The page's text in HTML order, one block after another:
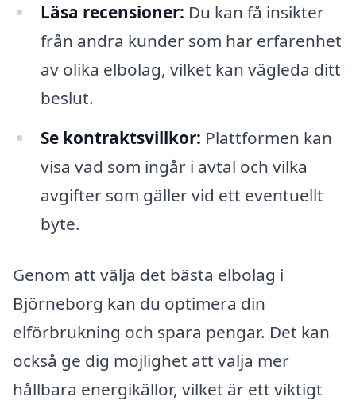
Läsa recensioner: Du kan få insikter
från andra kunder som har erfarenhet
av olika elbolag, vilket kan vägleda ditt
beslut.
Se kontraktsvillkor: Plattformen kan
visa vad som ingår i avtal och vilka
avgifter som gäller vid ett eventuellt
byte.
Genom att välja det bästa elbolag i
Björneborg kan du optimera din
elförbrukning och spara pengar. Det kan
också ge dig möjlighet att välja mer
hållbara energikällor, vilket är ett viktigt